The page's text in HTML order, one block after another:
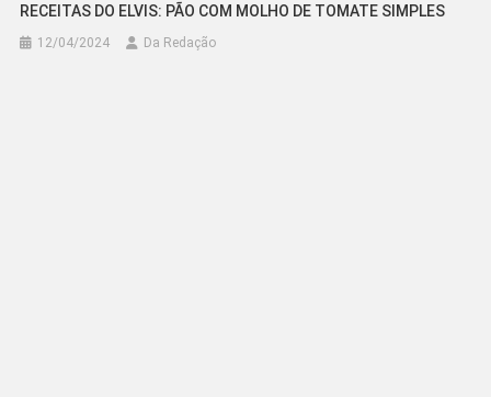
RECEITAS DO ELVIS: PÃO COM MOLHO DE TOMATE SIMPLES
12/04/2024 Da Redação